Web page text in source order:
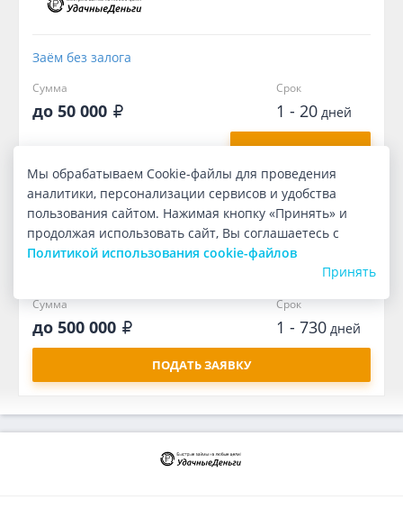
Заём без залога
Сумма
до 50 000
Срок
1 - 20дней
ПОЛУЧИТЬ ДЕНЬГИ
Сумма
до 500 000
Срок
1 - 730дней
ПОДАТЬ ЗАЯВКУ
Мы обрабатываем Cookie-файлы для проведения
аналитики, персонализации сервисов и удобства
пользования сайтом. Нажимая кнопку «Принять» и
продолжая использовать сайт, Вы соглашаетесь с
Политикой использования cookie-файлов
Принять